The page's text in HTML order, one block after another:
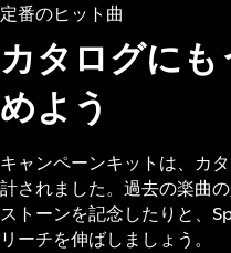
定番のヒット曲
カタログにも
めよう
キャンペーンキットは、カ
計されました。過去の楽曲
ストーンを記念したりと、
リーチを伸ばしましょう。